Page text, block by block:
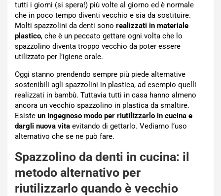
tutti i giorni (si spera!) più volte al giorno ed è normale
che in poco tempo diventi vecchio e sia da sostituire.
Molti spazzolini da denti sono realizzati in materiale
plastico, che è un peccato gettare ogni volta che lo
spazzolino diventa troppo vecchio da poter essere
utilizzato per l’igiene orale.
Oggi stanno prendendo sempre più piede alternative
sostenibili agli spazzolini in plastica, ad esempio quelli
realizzati in bambù. Tuttavia tutti in casa hanno almeno
ancora un vecchio spazzolino in plastica da smaltire.
Esiste un ingegnoso modo per riutilizzarlo in cucina e
dargli nuova vita evitando di gettarlo. Vediamo l’uso
alternativo che se ne può fare.
Spazzolino da denti in cucina: il
metodo alternativo per
riutilizzarlo quando è vecchio